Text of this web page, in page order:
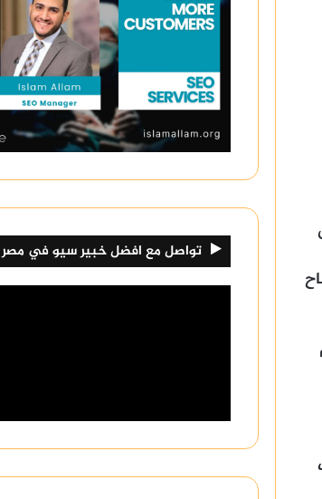
عن
6 من صباح
400مم
تواصل مع افضل خبير سيو في مصر